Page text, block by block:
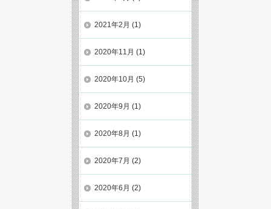
2021年2月 (1)
2020年11月 (1)
2020年10月 (5)
2020年9月 (1)
2020年8月 (1)
2020年7月 (2)
2020年6月 (2)